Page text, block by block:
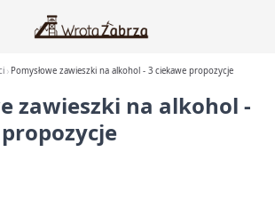
Pomysłowe zawieszki na alkohol - 3 ciekawe propozycje
zawieszki na alkohol -